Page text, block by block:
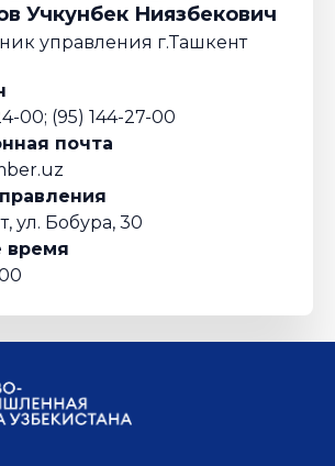
Учкунбек Ниязбекович
управления г.Ташкент
00; (95) 144-27-00
почта
ул. Бобура, 30
время